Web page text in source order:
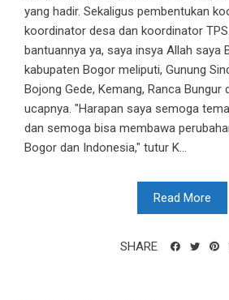
yang hadir. Sekaligus pembentukan
koordinator desa dan koordinator
bantuannya ya, saya insya Allah saya
kabupaten Bogor meliputi, Gunung
Bojong Gede, Kemang, Ranca Bungur
ucapnya. "Harapan saya semoga
dan semoga bisa membawa
Bogor dan Indonesia," tutur K...
Read More
SHARE